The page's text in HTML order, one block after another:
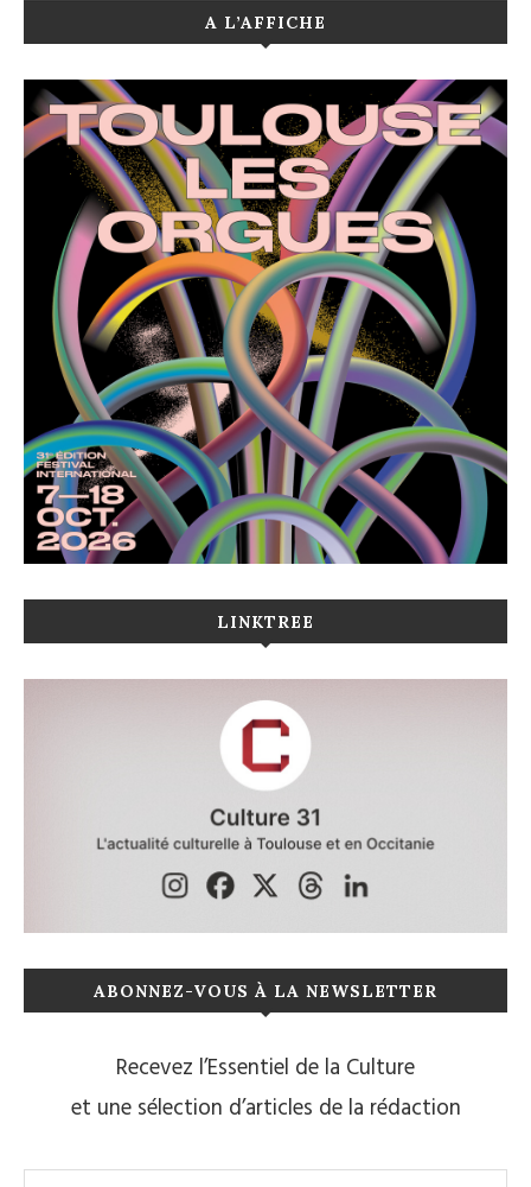
A L’AFFICHE
LINKTREE
ABONNEZ-VOUS À LA NEWSLETTER
Recevez l’Essentiel de la Culture
et une sélection d’articles de la rédaction